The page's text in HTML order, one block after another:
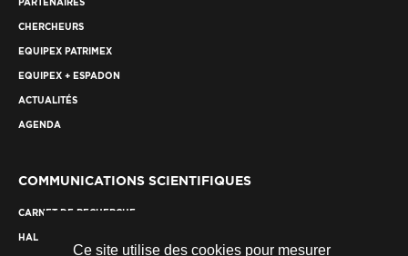
Ce site utilise des cookies pour mesurer
CHERCHEURS
EQUIPEX PATRIMEX
EQUIPEX + ESPADON
ACTUALITÉS
AGENDA
COMMUNICATIONS SCIENTIFIQUES
CARNET DE RECHERCHE
HAL